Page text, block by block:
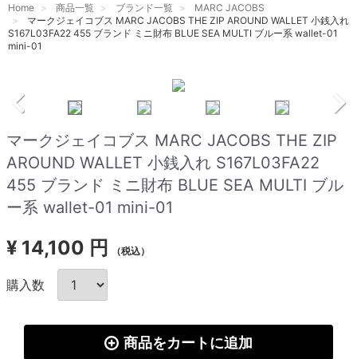
Home 商品一覧 ブランド一覧
MARC JACOBS
マークジェイコブス MARC JACOBS THE ZIP AROUND WALLET 小銭入れ
S167L03FA22 455 ブランド ミニ財布 BLUE SEA MULTI ブルー系 wallet-01
mini-01
マークジェイコブス MARC JACOBS THE ZIP
AROUND WALLET 小銭入れ S167L03FA22
455 ブランド ミニ財布 BLUE SEA MULTI ブル
ー系 wallet-01 mini-01
¥ 14,100 円 （税込）
購入数
商品をカートに追加